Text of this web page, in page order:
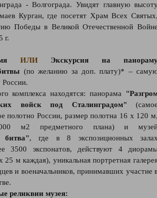
- Волгограда. Увидят главную
Курган, где посетят Храм Всех
Победы в Великой Отечественной
г.
ИЛИЭкскурсия на
(по желанию за доп. плату)* –
комплекса находятся: панорама
войск под Сталинградом"
полотно России, размер полотна 16 х 120
м2 предметного плана) и
битва", где в 8 экспозиционных
3500 экспонатов, действуют 4
25 м каждая), уникальная портретная
и военачальников, принимавших участие
реликвии музея: